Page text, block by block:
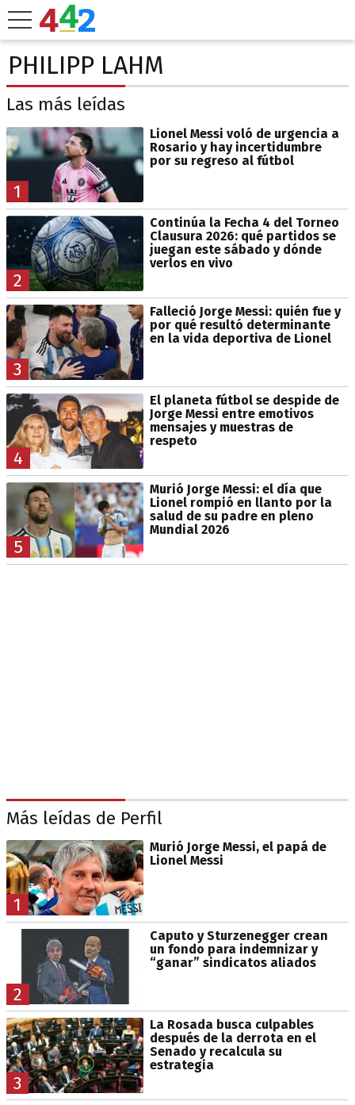
PHILIPP LAHM
Las más leídas
1
Lionel Messi voló de urgencia a
Rosario y hay incertidumbre
por su regreso al fútbol
2
Continúa la Fecha 4 del Torneo
Clausura 2026: qué partidos se
juegan este sábado y dónde
verlos en vivo
3
Falleció Jorge Messi: quién fue y
por qué resultó determinante
en la vida deportiva de Lionel
4
El planeta fútbol se despide de
Jorge Messi entre emotivos
mensajes y muestras de
respeto
5
Murió Jorge Messi: el día que
Lionel rompió en llanto por la
salud de su padre en pleno
Mundial 2026
Más leídas de Perfil
1
Murió Jorge Messi, el papá de
Lionel Messi
2
Caputo y Sturzenegger crean
un fondo para indemnizar y
“ganar” sindicatos aliados
3
La Rosada busca culpables
después de la derrota en el
Senado y recalcula su
estrategia